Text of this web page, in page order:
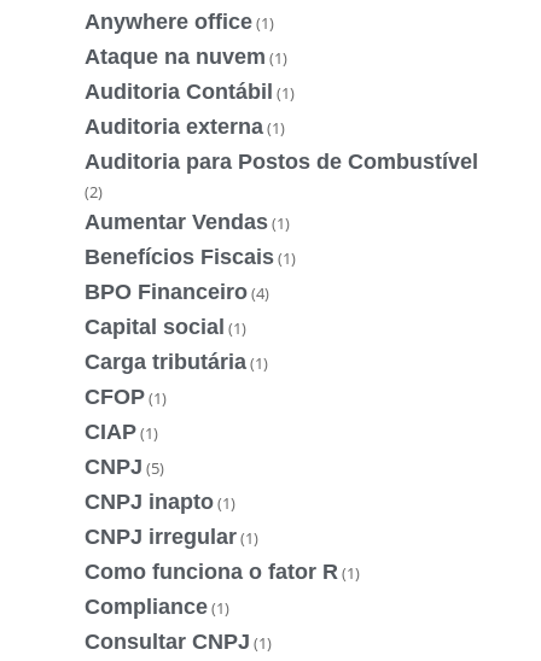
Anywhere office(1)
Ataque na nuvem (1)
Auditoria Contábil (1)
Auditoria externa(1)
Auditoria para Postos de Combustível
(2)
Aumentar Vendas(1)
Benefícios Fiscais(1)
BPO Financeiro(4)
Capital social (1)
Carga tributária(1)
CFOP(1)
CIAP(1)
CNPJ (5)
CNPJ inapto(1)
CNPJ irregular(1)
Como funciona o fator R (1)
Compliance(1)
Consultar CNPJ (1)